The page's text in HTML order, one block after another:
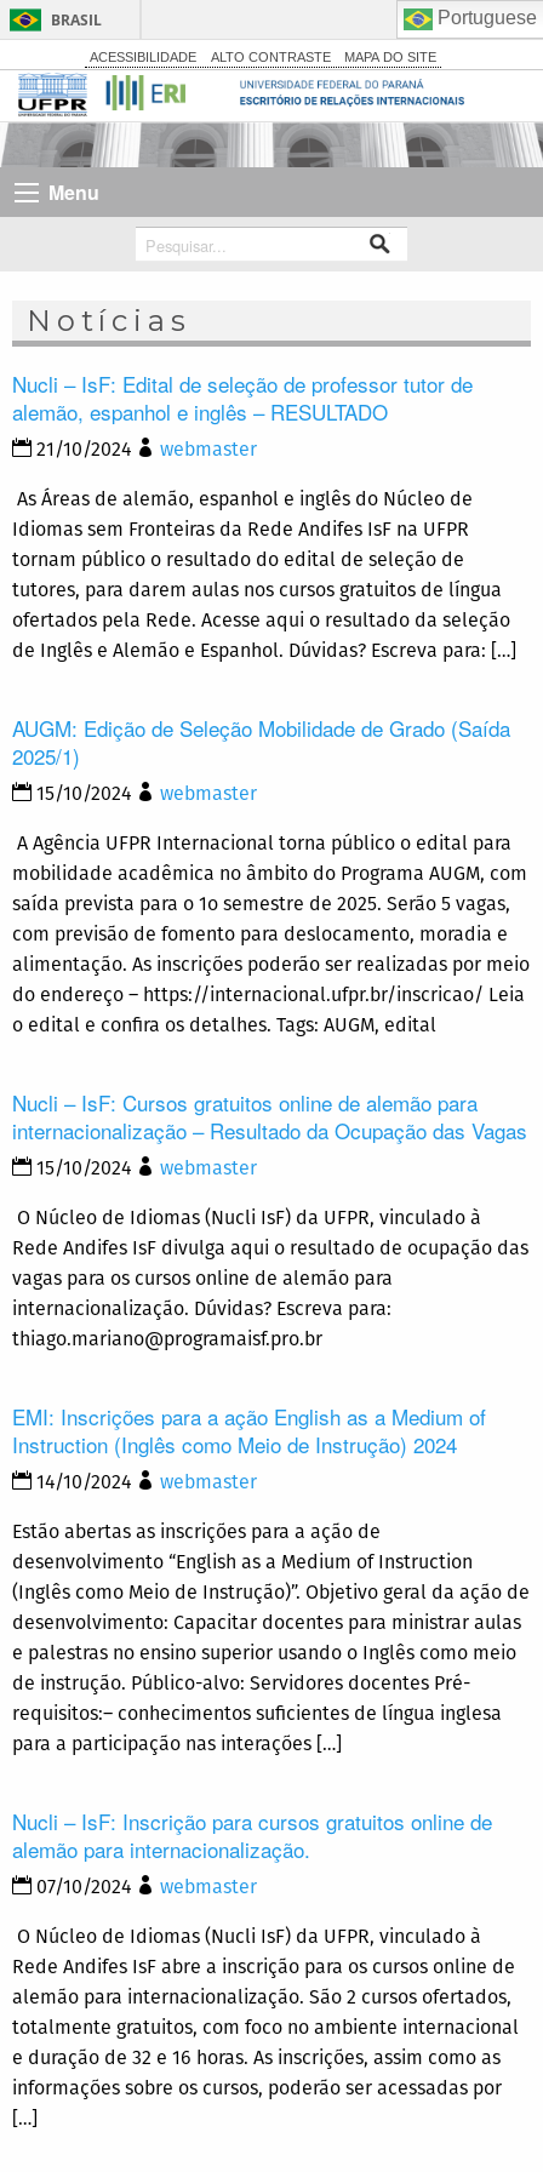
BRASIL
Simplifique!
Comunica BR
Participe
Legislação
Canais
ACESSIBILIDADE ALTO CONTRASTE MAPA DO SITE
Menu
Notícias
Nucli – IsF: Edital de seleção de professor tutor de
alemão, espanhol e inglês – RESULTADO
21/10/2024 webmaster
As Áreas de alemão, espanhol e inglês do Núcleo de
Idiomas sem Fronteiras da Rede Andifes IsF na UFPR
tornam público o resultado do edital de seleção de
tutores, para darem aulas nos cursos gratuitos de língua
ofertados pela Rede. Acesse aqui o resultado da seleção
de Inglês e Alemão e Espanhol. Dúvidas? Escreva para: […]
AUGM: Edição de Seleção Mobilidade de Grado (Saída
2025/1)
15/10/2024 webmaster
A Agência UFPR Internacional torna público o edital para
mobilidade acadêmica no âmbito do Programa AUGM, com
saída prevista para o 1o semestre de 2025. Serão 5 vagas,
com previsão de fomento para deslocamento, moradia e
alimentação. As inscrições poderão ser realizadas por meio
do endereço – https://internacional.ufpr.br/inscricao/ Leia
o edital e confira os detalhes. Tags: AUGM, edital
Nucli – IsF: Cursos gratuitos online de alemão para
internacionalização – Resultado da Ocupação das Vagas
15/10/2024 webmaster
O Núcleo de Idiomas (Nucli IsF) da UFPR, vinculado à
Rede Andifes IsF divulga aqui o resultado de ocupação das
vagas para os cursos online de alemão para
internacionalização. Dúvidas? Escreva para:
thiago.mariano@programaisf.pro.br
EMI: Inscrições para a ação English as a Medium of
Instruction (Inglês como Meio de Instrução) 2024
14/10/2024 webmaster
Estão abertas as inscrições para a ação de
desenvolvimento “English as a Medium of Instruction
(Inglês como Meio de Instrução)”. Objetivo geral da ação de
desenvolvimento: Capacitar docentes para ministrar aulas
e palestras no ensino superior usando o Inglês como meio
de instrução. Público-alvo: Servidores docentes Pré-
requisitos:– conhecimentos suficientes de língua inglesa
para a participação nas interações […]
Nucli – IsF: Inscrição para cursos gratuitos online de
alemão para internacionalização.
07/10/2024 webmaster
O Núcleo de Idiomas (Nucli IsF) da UFPR, vinculado à
Rede Andifes IsF abre a inscrição para os cursos online de
alemão para internacionalização. São 2 cursos ofertados,
totalmente gratuitos, com foco no ambiente internacional
e duração de 32 e 16 horas. As inscrições, assim como as
informações sobre os cursos, poderão ser acessadas por
[…]
Portuguese